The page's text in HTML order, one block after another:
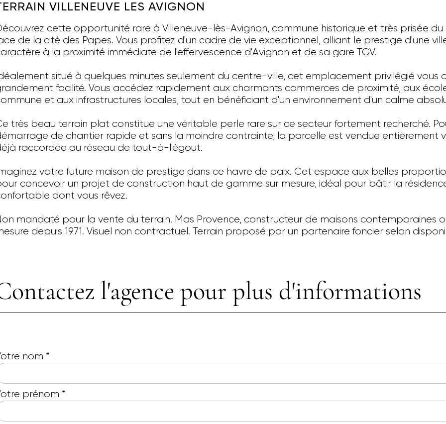
VILLENEUVE LES AVIGNON
cette opportunité rare à Villeneuve-lès-Avignon, commune historique et très prisée du
de la cité des Papes. Vous profitez d'un cadre de vie exceptionnel, alliant le prestige d'une
à la proximité immédiate de l'effervescence d'Avignon et de sa gare TGV.
situé à quelques minutes seulement du centre-ville, cet emplacement privilégié vous
facilité. Vous accédez rapidement aux charmants commerces de proximité, aux
et aux infrastructures locales, tout en bénéficiant d'un environnement d'un calme
très beau terrain plat constitue une véritable perle rare sur ce secteur fortement recherché.
de chantier rapide et sans la moindre contrainte, la parcelle est vendue entièrement
raccordée au réseau de tout-à-l'égout.
votre future maison de prestige dans ce havre de paix. Cet espace aux belles
concevoir un projet de construction haut de gamme sur mesure, idéal pour bâtir la
dont vous rêvez.
mandaté pour la vente du terrain. Mas Provence, constructeur de maisons contemporaines
depuis 1971. Visuel non contractuel. Terrain proposé par un partenaire foncier selon
l'agence pour plus d'informations
nom *
prénom *